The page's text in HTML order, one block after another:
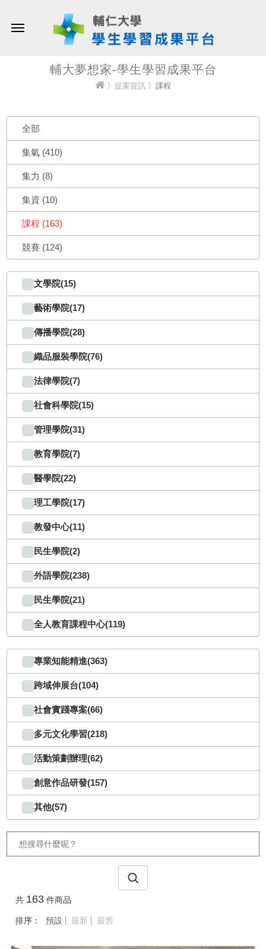
輔大夢想家-學生學習成果平台
〉 提案資訊 〉課程
全部
集氣 (410)
集力 (8)
集資 (10)
課程 (163)
競賽 (124)
文學院(15)
藝術學院(17)
傳播學院(28)
織品服裝學院(76)
法律學院(7)
社會科學院(15)
管理學院(31)
教育學院(7)
醫學院(22)
理工學院(17)
教發中心(11)
民生學院(2)
外語學院(238)
民生學院(21)
全人教育課程中心(119)
專業知能精進(363)
跨域伸展台(104)
社會實踐專案(66)
多元文化學習(218)
活動策劃辦理(62)
創意作品研發(157)
其他(57)
共 163 件商品
排序： 預設 最新 最舊